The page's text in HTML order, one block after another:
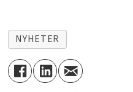
NYHETER